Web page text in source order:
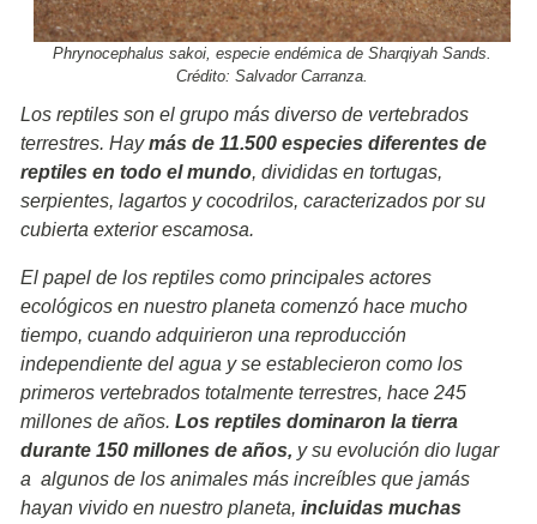
Phrynocephalus sakoi, especie endémica de Sharqiyah Sands.
Crédito: Salvador Carranza.
Los reptiles son el grupo más diverso de vertebrados
terrestres. Haymás de 11.500 especies diferentes de
reptiles en todo el mundo, divididas en tortugas,
serpientes, lagartos y cocodrilos, caracterizados por su
cubierta exterior escamosa.
El papel de los reptiles como principales actores
ecológicos en nuestro planeta comenzó hace mucho
tiempo, cuando adquirieron una reproducción
independiente del agua y se establecieron como los
primeros vertebrados totalmente terrestres, hace 245
millones de años. Los reptiles dominaron la tierra
durante 150 millones de años, y su evolución dio lugar
a algunos de los animales más increíbles que jamás
hayan vivido en nuestro planeta, incluidas muchas